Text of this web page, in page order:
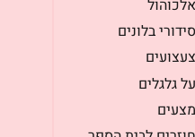
אלכוהול
סידורי בלונים
צעצועים
על גלגלים
מצעים